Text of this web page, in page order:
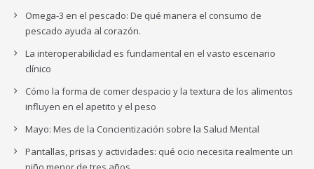
Omega-3 en el pescado: De qué manera el consumo de
pescado ayuda al corazón.
La interoperabilidad es fundamental en el vasto escenario
clínico
Cómo la forma de comer despacio y la textura de los alimentos
influyen en el apetito y el peso
Mayo: Mes de la Concientización sobre la Salud Mental
Pantallas, prisas y actividades: qué ocio necesita realmente un